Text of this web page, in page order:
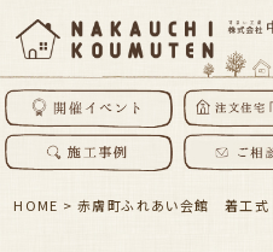
HOME >赤膚町ふれあい会館 着工式